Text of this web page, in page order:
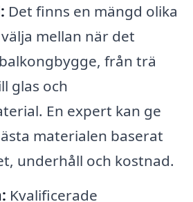
Det finns en mängd olika
mellan när det
från trä
glas och
En expert kan ge
materialen baserat
underhåll och kostnad.
Kvalificerade